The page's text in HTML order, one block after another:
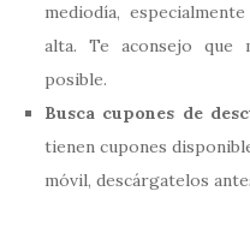
mediodía,
alta. Te aconsejo que
posible.
Busca cupones de
tienen cupones
móvil, descárgatelos